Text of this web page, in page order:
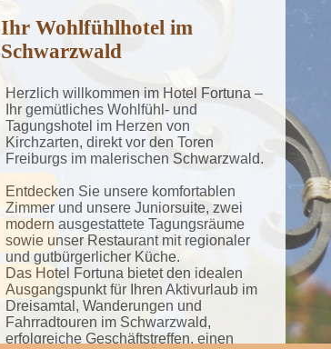
Ihr Wohlfühlhotel im
Schwarzwald
Herzlich willkommen im Hotel Fortuna –
Ihr gemütliches Wohlfühl- und
Tagungshotel im Herzen von
Kirchzarten, direkt vor den Toren
Freiburgs im malerischen Schwarzwald.
Entdecken Sie unsere komfortablen
Zimmer und unsere Juniorsuite, zwei
modern ausgestattete Tagungsräume
sowie unser Restaurant mit regionaler
und gutbürgerlicher Küche.
Das Hotel Fortuna bietet den idealen
Ausgangspunkt für Ihren Aktivurlaub im
Dreisamtal, Wanderungen und
Fahrradtouren im Schwarzwald,
erfolgreiche Geschäftstreffen, einen